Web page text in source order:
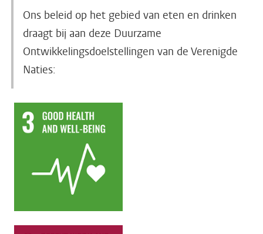
Ons beleid op het gebied van eten en drinken
draagt bij aan deze Duurzame
Ontwikkelingsdoelstellingen van de Verenigde
Naties: